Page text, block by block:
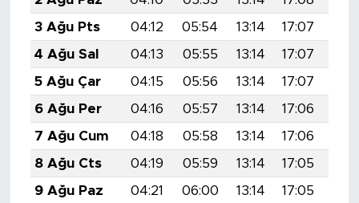
3 Ağu Pts
04:12 05:54 13:14 17:07
4 Ağu Sal
04:13 05:55 13:14 17:07
5 Ağu Çar
04:15 05:56 13:14 17:07
6 Ağu Per
04:16 05:57 13:14 17:06
7 Ağu Cum
04:18 05:58 13:14 17:06
8 Ağu Cts
04:19 05:59 13:14 17:05
9 Ağu Paz
04:21 06:00 13:14 17:05